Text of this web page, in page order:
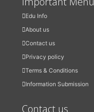
Edu Info
About us
Contact us
Privacy policy
Terms & Conditions
Information Submission
Contact us